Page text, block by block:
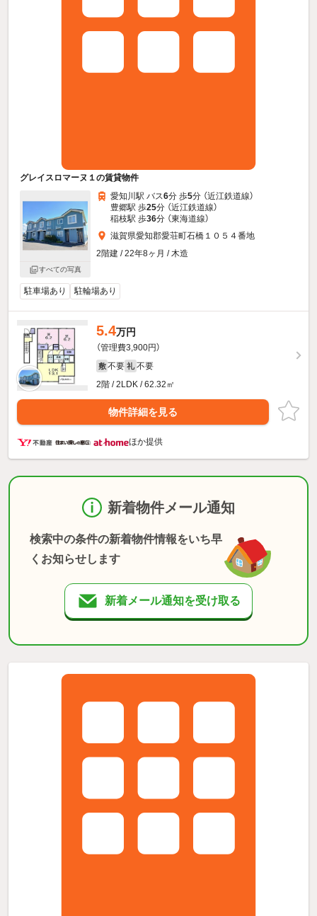
グレイスロマーヌ１の賃貸物件
すべての写真
愛知川駅 バス6分 歩5分 （近江鉄道線）
豊郷駅 歩25分 （近江鉄道線）
稲枝駅 歩36分 （東海道線）
滋賀県愛知郡愛荘町石橋１０５４番地
2階建 / 22年8ヶ月 / 木造
駐車場あり 駐輪場あり
5.4万円
（管理費3,900円）
敷 不要 礼 不要
2階 / 2LDK / 62.32㎡
物件詳細を見る
ほか提供
新着物件メール通知
検索中の条件の新着物件情報をいち早
くお知らせします
新着メール通知を受け取る